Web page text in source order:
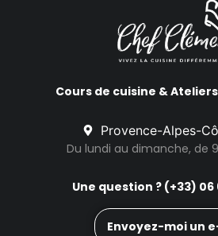
Cours de cuisine &
Provence-Alpes-
Du lundi au dimanche, de
Une question ? (+33) 06
Envoyez-moi un